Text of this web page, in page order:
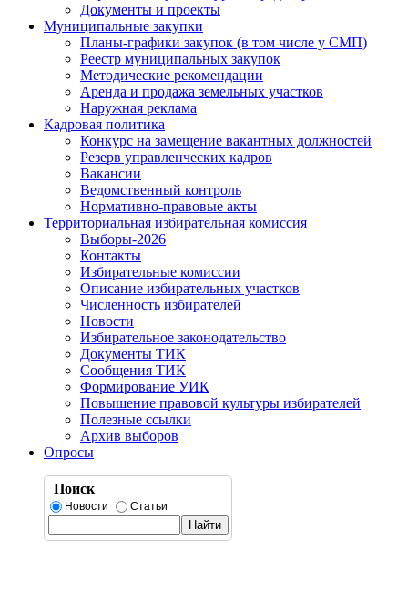
Документы и проекты
Муниципальные закупки
Планы-графики закупок (в том числе у СМП)
Реестр муниципальных закупок
Методические рекомендации
Аренда и продажа земельных участков
Наружная реклама
Кадровая политика
Конкурс на замещение вакантных должностей
Резерв управленческих кадров
Вакансии
Ведомственный контроль
Нормативно-правовые акты
Территориальная избирательная комиссия
Выборы-2026
Контакты
Избирательные комиссии
Описание избирательных участков
Численность избирателей
Новости
Избирательное законодательство
Документы ТИК
Сообщения ТИК
Формирование УИК
Повышение правовой культуры избирателей
Полезные ссылки
Архив выборов
Опросы
Поиск
Новости Статьи